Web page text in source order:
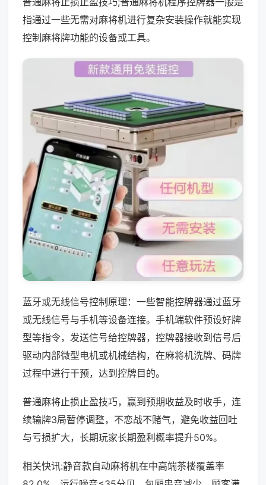
指通过一些无需对麻将机进行复杂安装操作就能实现
控制麻将牌功能的设备或工具。
蓝牙或无线信号控制原理：一些智能控牌器通过蓝牙
或无线信号与手机等设备连接。手机端软件预设好牌
型等指令，发送信号给控牌器，控牌器接收到信号后
驱动内部微型电机或机械结构，在麻将机洗牌、码牌
过程中进行干预，达到控牌目的。
普通麻将止损止盈技巧，赢到预期收益及时收手，连
续输牌3局暂停调整，不恋战不赌气，避免收益回吐
与亏损扩大，长期玩家长期盈利概率提升50%。
相关快讯:静音款自动麻将机在中高端茶楼覆盖率